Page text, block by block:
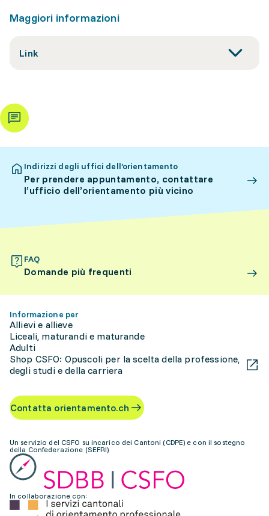
Maggiori informazioni
Link
Indirizzi degli uffici dell’orientamento
Per prendere appuntamento, contattare
l’ufficio dell’orientamento più vicino
FAQ
Domande più frequenti
Informazione per
Allievi e allieve
Liceali, maturandi e maturande
Adulti
Shop CSFO: Opuscoli per la scelta della professione,
degli studi e della carriera
Contatta orientamento.ch
Un servizio del CSFO su incarico dei Cantoni (CDPE) e con il sostegno
della Confederazione (SEFRI)
In collaborazione con: